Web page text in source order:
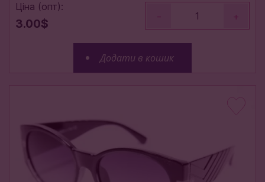
Ціна (опт):
3.00$
- +
Додати в кошик